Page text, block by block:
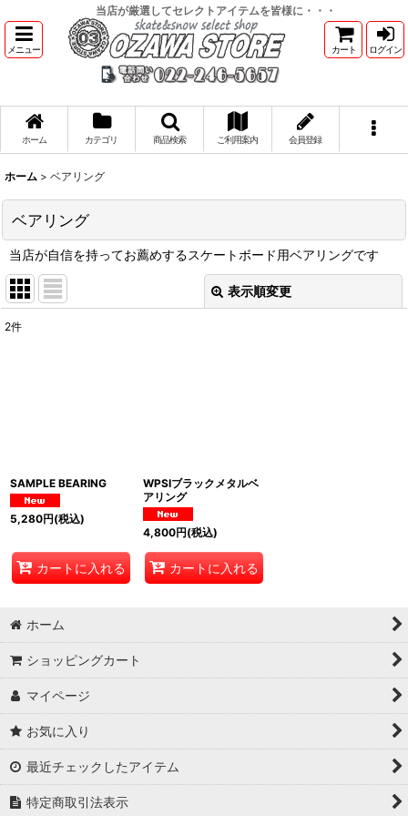
当店が厳選してセレクトアイテムを皆様に・・・
メニュー カート ログイン
ホーム カテゴリ 商品検索 ご利用案内 会員登録
ホーム > ベアリング
ベアリング
当店が自信を持ってお薦めするスケートボード用ベアリングです
表示順変更
2件
SAMPLE BEARING
5,280円(税込)
カートに入れる
WPSIブラックメタルベ
アリング
4,800円(税込)
カートに入れる
ホーム
ショッピングカート
マイページ
お気に入り
最近チェックしたアイテム
特定商取引法表示